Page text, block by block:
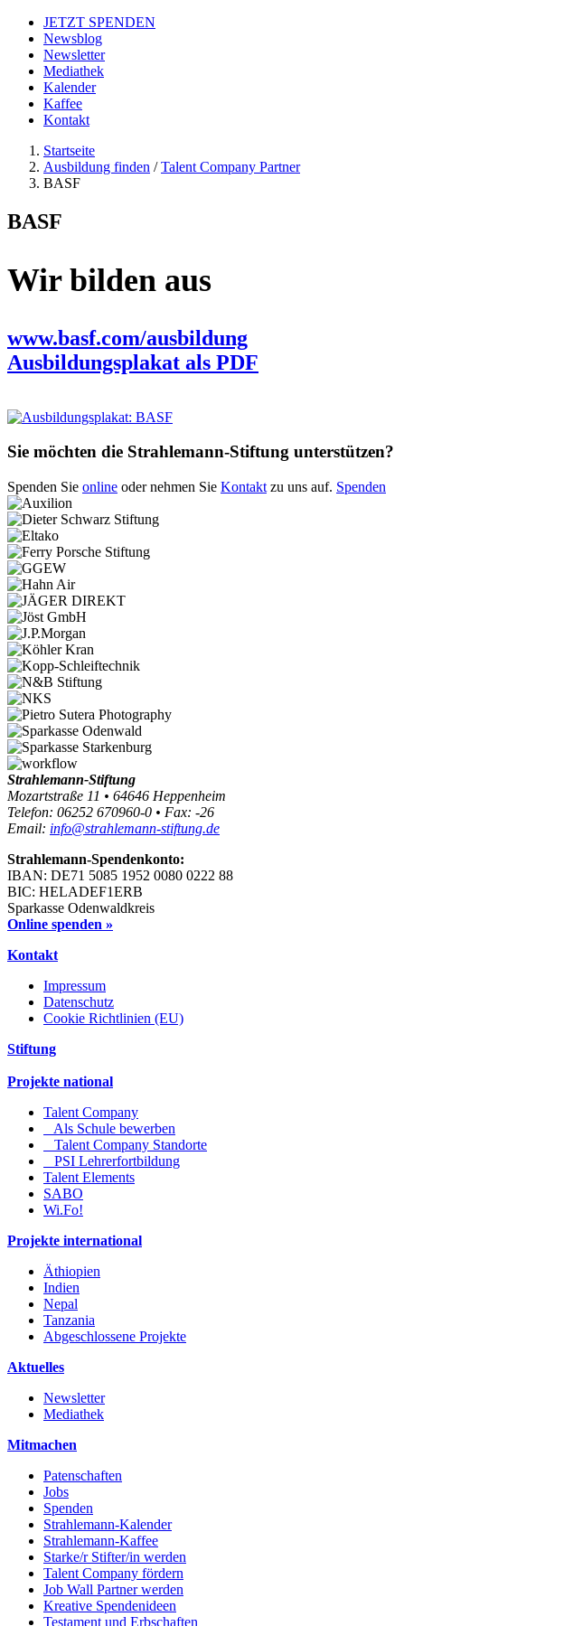
JETZT SPENDEN
Newsblog
Newsletter
Mediathek
Kalender
Kaffee
Kontakt
Startseite
Ausbildung finden /Talent Company Partner
BASF
BASF
Wir bilden aus
www.basf.com/ausbildung
Ausbildungsplakat als PDF
Sie möchten die Strahlemann-Stiftung unterstützen?
Spenden Sie online oder nehmen Sie Kontakt zu uns auf. Spenden
Strahlemann-Stiftung
Mozartstraße 11 • 64646 Heppenheim
Telefon: 06252 670960-0 • Fax: -26
Email: info@strahlemann-stiftung.de
Strahlemann-Spendenkonto:
IBAN: DE71 5085 1952 0080 0222 88
BIC: HELADEF1ERB
Sparkasse Odenwaldkreis
Online spenden »
Kontakt
Impressum
Datenschutz
Cookie Richtlinien (EU)
Stiftung
Projekte national
Talent Company
Als Schule bewerben
Talent Company Standorte
PSI Lehrerfortbildung
Talent Elements
SABO
Wi.Fo!
Projekte international
Äthiopien
Indien
Nepal
Tanzania
Abgeschlossene Projekte
Aktuelles
Newsletter
Mediathek
Mitmachen
Patenschaften
Jobs
Spenden
Strahlemann-Kalender
Strahlemann-Kaffee
Starke/r Stifter/in werden
Talent Company fördern
Job Wall Partner werden
Kreative Spendenideen
Testament und Erbschaften